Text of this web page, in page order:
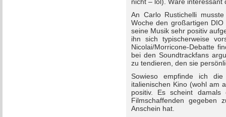
An Carlo Rustichelli
Woche den großartigen
seine Musik sehr positiv
ihn sich typischerweise
Nicolai/Morricone-Debatte
bei den Soundtrackfans
zu tendieren, den sie
Sowieso empfinde ich
italienischen Kino (wohl am
positiv. Es scheint damals
Filmschaffenden
Anschein hat.